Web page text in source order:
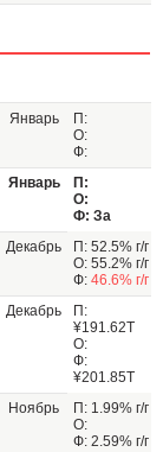
Январь
П:
О:
Ф:
Январь
П:
О:
Ф: За
Декабрь
П: 52.5% г/г
О: 55.2% г/г
Ф: 46.6% г/г
Декабрь
П:
¥191.62T
О:
Ф:
¥201.85T
Ноябрь
П: 1.99% г/г
О:
Ф: 2.59% г/г